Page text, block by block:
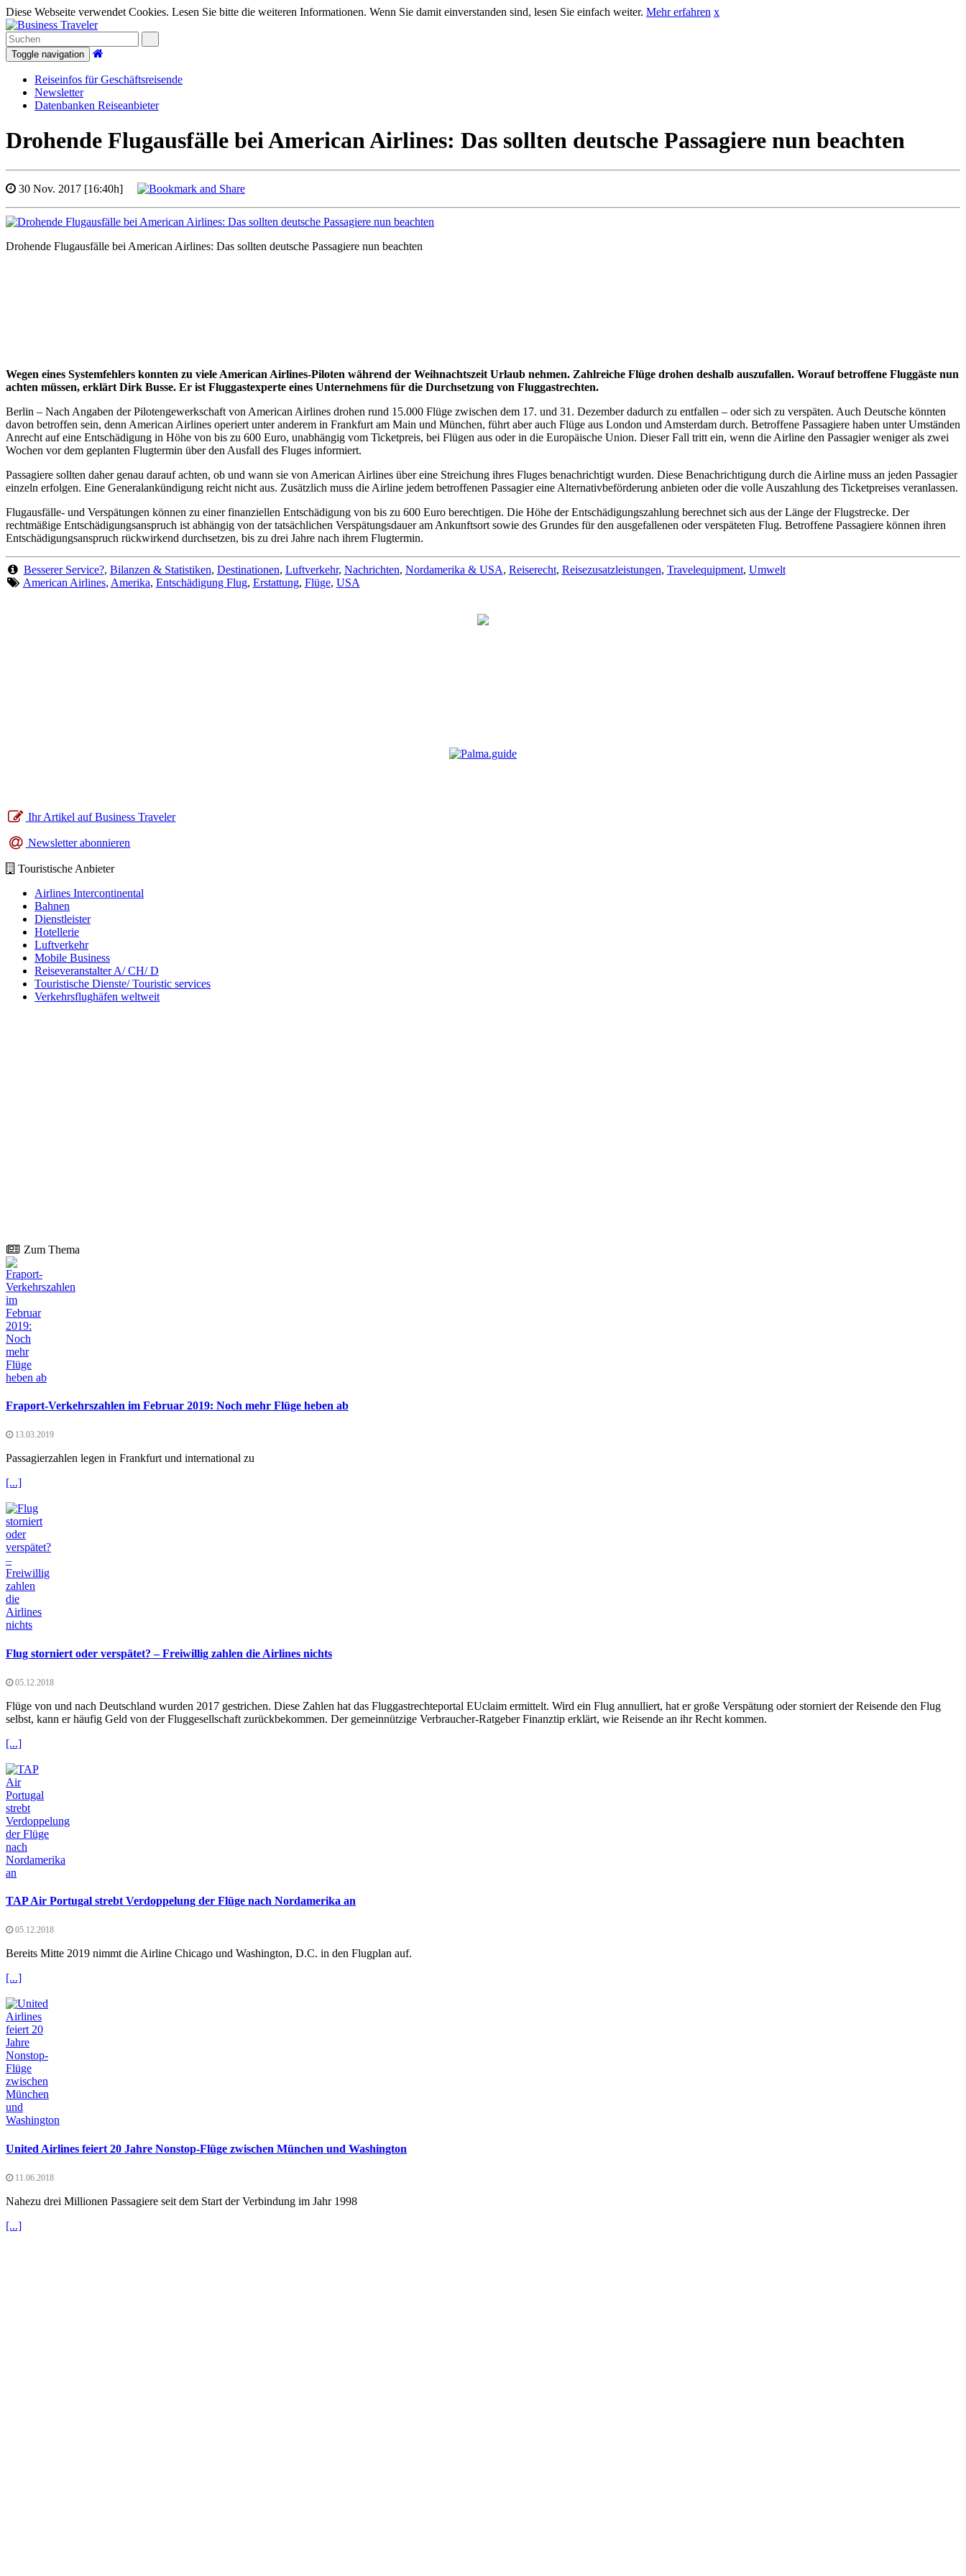
Diese Webseite verwendet Cookies. Lesen Sie bitte die weiteren Informationen. Wenn Sie damit einverstanden sind, lesen Sie einfach weiter. Mehr erfahren x
Toggle navigation
Reiseinfos für Geschäftsreisende
Newsletter
Datenbanken Reiseanbieter
Drohende Flugausfälle bei American Airlines: Das sollten deutsche Passagiere nun beachten
30 Nov. 2017 [16:40h]
Drohende Flugausfälle bei American Airlines: Das sollten deutsche Passagiere nun beachten
Wegen eines Systemfehlers konnten zu viele American Airlines-Piloten während der Weihnachtszeit Urlaub nehmen. Zahlreiche Flüge drohen deshalb auszufallen. Worauf betroffene Fluggäste nun
achten müssen, erklärt Dirk Busse. Er ist Fluggastexperte eines Unternehmens für die Durchsetzung von Fluggastrechten.
Berlin – Nach Angaben der Pilotengewerkschaft von American Airlines drohen rund 15.000 Flüge zwischen dem 17. und 31. Dezember dadurch zu entfallen – oder sich zu verspäten. Auch Deutsche könnten
davon betroffen sein, denn American Airlines operiert unter anderem in Frankfurt am Main und München, führt aber auch Flüge aus London und Amsterdam durch. Betroffene Passagiere haben unter Umständen
Anrecht auf eine Entschädigung in Höhe von bis zu 600 Euro, unabhängig vom Ticketpreis, bei Flügen aus oder in die Europäische Union. Dieser Fall tritt ein, wenn die Airline den Passagier weniger als zwei
Wochen vor dem geplanten Flugtermin über den Ausfall des Fluges informiert.
Passagiere sollten daher genau darauf achten, ob und wann sie von American Airlines über eine Streichung ihres Fluges benachrichtigt wurden. Diese Benachrichtigung durch die Airline muss an jeden Passagier
einzeln erfolgen. Eine Generalankündigung reicht nicht aus. Zusätzlich muss die Airline jedem betroffenen Passagier eine Alternativbeförderung anbieten oder die volle Auszahlung des Ticketpreises veranlassen.
Flugausfälle- und Verspätungen können zu einer finanziellen Entschädigung von bis zu 600 Euro berechtigen. Die Höhe der Entschädigungszahlung berechnet sich aus der Länge der Flugstrecke. Der
rechtmäßige Entschädigungsanspruch ist abhängig von der tatsächlichen Verspätungsdauer am Ankunftsort sowie des Grundes für den ausgefallenen oder verspäteten Flug. Betroffene Passagiere können ihren
Entschädigungsanspruch rückwirkend durchsetzen, bis zu drei Jahre nach ihrem Flugtermin.
Besserer Service?, Bilanzen & Statistiken, Destinationen, Luftverkehr, Nachrichten, Nordamerika & USA, Reiserecht, Reisezusatzleistungen, Travelequipment, Umwelt
American Airlines, Amerika, Entschädigung Flug, Erstattung, Flüge, USA
Ihr Artikel auf Business Traveler
Newsletter abonnieren
Touristische Anbieter
Airlines Intercontinental
Bahnen
Dienstleister
Hotellerie
Luftverkehr
Mobile Business
Reiseveranstalter A/ CH/ D
Touristische Dienste/ Touristic services
Verkehrsflughäfen weltweit
Zum Thema
Fraport-Verkehrszahlen im Februar 2019: Noch mehr Flüge heben ab
13.03.2019
Passagierzahlen legen in Frankfurt und international zu
[...]
Flug storniert oder verspätet? – Freiwillig zahlen die Airlines nichts
05.12.2018
Flüge von und nach Deutschland wurden 2017 gestrichen. Diese Zahlen hat das Fluggastrechteportal EUclaim ermittelt. Wird ein Flug annulliert, hat er große Verspätung oder storniert der Reisende den Flug
selbst, kann er häufig Geld von der Fluggesellschaft zurückbekommen. Der gemeinnützige Verbraucher-Ratgeber Finanztip erklärt, wie Reisende an ihr Recht kommen.
[...]
TAP Air Portugal strebt Verdoppelung der Flüge nach Nordamerika an
05.12.2018
Bereits Mitte 2019 nimmt die Airline Chicago und Washington, D.C. in den Flugplan auf.
[...]
United Airlines feiert 20 Jahre Nonstop-Flüge zwischen München und Washington
11.06.2018
Nahezu drei Millionen Passagiere seit dem Start der Verbindung im Jahr 1998
[...]